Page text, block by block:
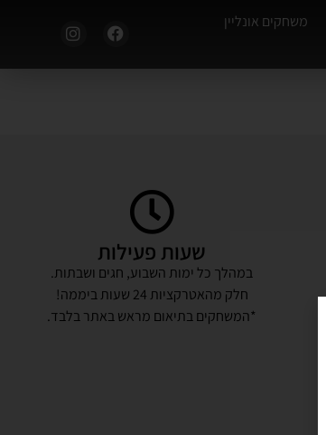
משחקים אונליין
שעות פעילות
במהלך כל ימות השבוע, חגים ושבתות.
חלק מהאטרקציות 24 שעות ביממה!
*המשחקים בתיאום מראש באתר בלבד.